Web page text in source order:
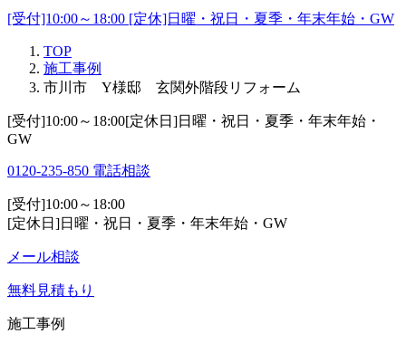
[受付]10:00～18:00 [定休]日曜・祝日・夏季・年末年始・GW
TOP
施工事例
市川市 Y様邸 玄関外階段リフォーム
[受付]10:00～18:00[定休日]日曜・祝日・夏季・年末年始・
GW
0120-235-850 電話相談
[受付]10:00～18:00
[定休日]日曜・祝日・夏季・年末年始・GW
メール相談
無料見積もり
施工事例